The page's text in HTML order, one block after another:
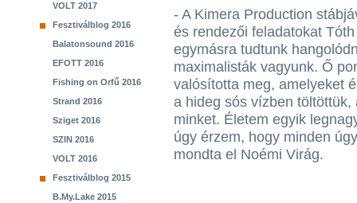
VOLT 2017
Fesztiválblog 2016
Balatonsound 2016
EFOTT 2016
Fishing on Orfű 2016
Strand 2016
Sziget 2016
SZIN 2016
VOLT 2016
Fesztiválblog 2015
B.My.Lake 2015
- A Kimera Production
és rendezői feladatokat
egymásra tudtunk
maximalisták vagyunk. Ő
valósította meg, amelyeket
a hideg sós vízben
minket. Életem egyik
úgy érzem, hogy minden
mondta el Noémi Virág.